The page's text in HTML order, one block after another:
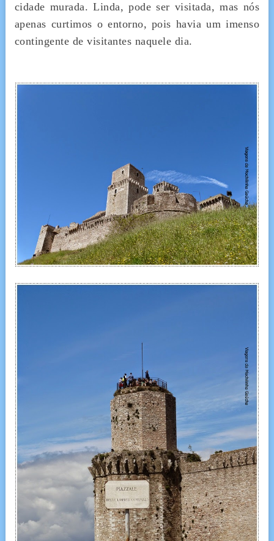
cidade murada. Linda, pode ser visitada, mas nós
apenas curtimos o entorno, pois havia um imenso
contingente de visitantes naquele dia.